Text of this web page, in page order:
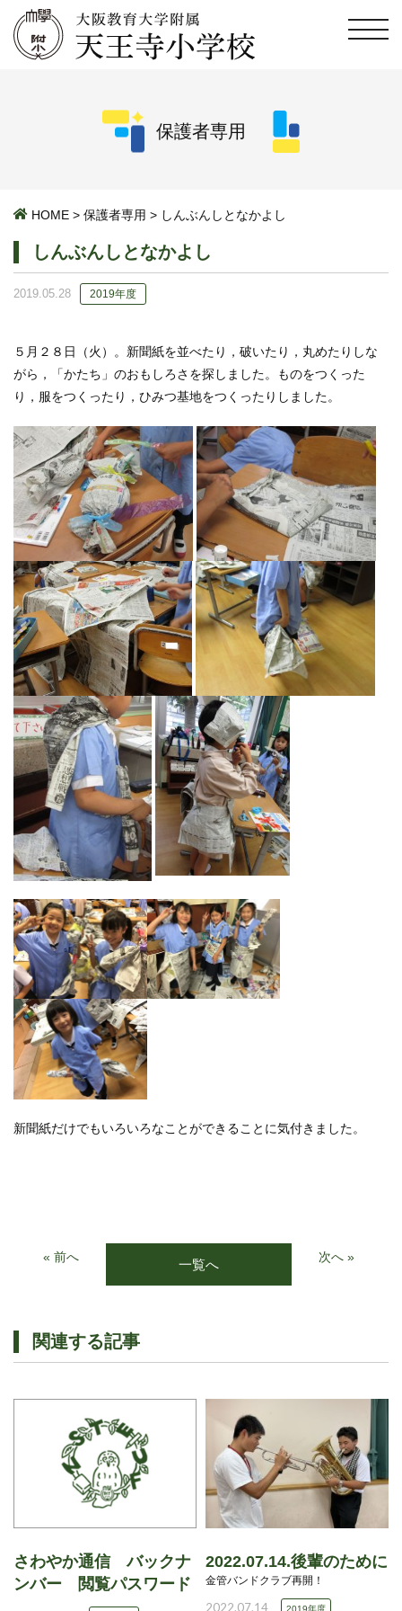
保護者専用
HOME > 保護者専用 > しんぶんしとなかよし
しんぶんしとなかよし
2019.05.28 2019年度
５月２８日（火）。新聞紙を並べたり，破いたり，丸めたりしな
がら，「かたち」のおもしろさを探しました。ものをつくった
り，服をつくったり，ひみつ基地をつくったりしました。
新聞紙だけでもいろいろなことができることに気付きました。
« 前へ 一覧へ 次へ »
関連する記事
さわやか通信 バックナ
ンバー 閲覧パスワード
2022.07.14.後輩のために
金管バンドクラブ再開！
2022.07.14 2019年度